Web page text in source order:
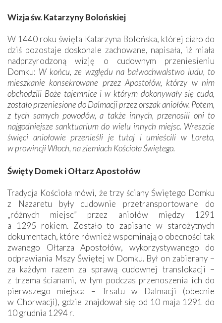
Wizja św. Katarzyny Bolońskiej
W 1440 roku święta Katarzyna Bolońska, której ciało do
dziś pozostaje doskonale zachowane, napisała, iż miała
nadprzyrodzoną wizję o cudownym przeniesieniu
Domku: W końcu, ze względu na bałwochwalstwo ludu, to
mieszkanie konsekrowane przez Apostołów, którzy w nim
obchodzili Boże tajemnice i w którym dokonywały się cuda,
zostało przeniesione do Dalmacji przez orszak aniołów. Potem,
z tych samych powodów, a także innych, przenosili oni to
najgodniejsze sanktuarium do wielu innych miejsc. Wreszcie
święci aniołowie przenieśli je tutaj i umieścili w Loreto,
w prowincji Włoch, na ziemiach Kościoła Świętego.
Święty Domek i Ołtarz Apostołów
Tradycja Kościoła mówi, że trzy ściany Świętego Domku
z Nazaretu były cudownie przetransportowane do
„różnych miejsc” przez aniołów między 1291
a 1295 rokiem. Zostało to zapisane w starożytnych
dokumentach, które również wspominają o obecności tak
zwanego Ołtarza Apostołów, wykorzystywanego do
odprawiania Mszy Świętej w Domku. Był on zabierany –
za każdym razem za sprawą cudownej translokacji –
z trzema ścianami, w tym podczas przenoszenia ich do
pierwszego miejsca – Trsatu w Dalmacji (obecnie
w Chorwacji), gdzie znajdował się od 10 maja 1291 do
10 grudnia 1294 r.